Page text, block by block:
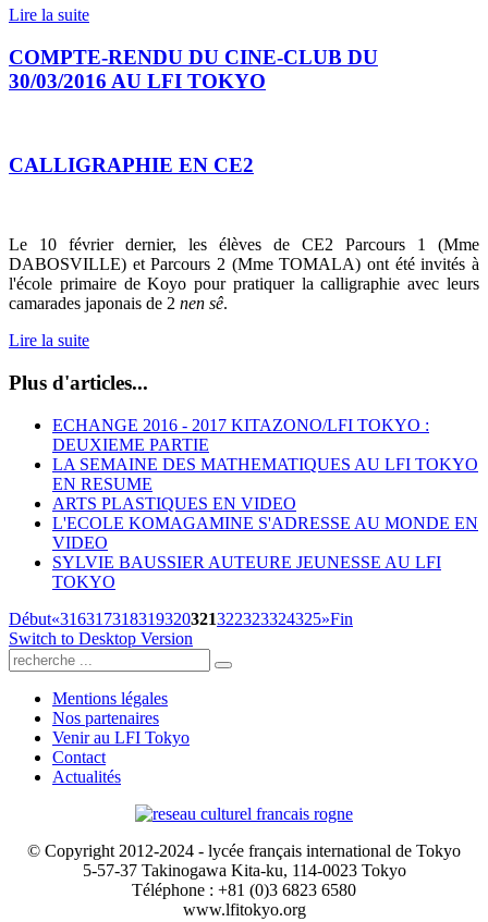
Lire la suite
COMPTE-RENDU DU CINE-CLUB DU
30/03/2016 AU LFI TOKYO
CALLIGRAPHIE EN CE2
Le 10 février dernier, les élèves de CE2 Parcours 1 (Mme
DABOSVILLE) et Parcours 2 (Mme TOMALA) ont été invités à
l'école primaire de Koyo pour pratiquer la calligraphie avec leurs
camarades japonais de 2 nen sê.
Lire la suite
Plus d'articles...
ECHANGE 2016 - 2017 KITAZONO/LFI TOKYO :
DEUXIEME PARTIE
LA SEMAINE DES MATHEMATIQUES AU LFI TOKYO
EN RESUME
ARTS PLASTIQUES EN VIDEO
L'ECOLE KOMAGAMINE S'ADRESSE AU MONDE EN
VIDEO
SYLVIE BAUSSIER AUTEURE JEUNESSE AU LFI
TOKYO
Début«316317318319320321322323324325»Fin
Switch to Desktop Version
Mentions légales
Nos partenaires
Venir au LFI Tokyo
Contact
Actualités
© Copyright 2012-2024 - lycée français international de Tokyo
5-57-37 Takinogawa Kita-ku, 114-0023 Tokyo
Téléphone : +81 (0)3 6823 6580
www.lfitokyo.org